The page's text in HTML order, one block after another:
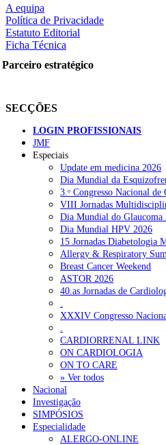
RECENTES
ULS de Coimbra estreia cirurgia
Enfermeiros exigem
Ordem dos Médicos alerta para
Portugal está a formar os médicos
MAIS LIDAS
Enfermagem Forense.
203 visualizações
1.º Episódio do Podcast
202 visualizações
Alguns milhares de
160 visualizações
A equipa
Política de Privacidade
Estatuto Editorial
Ficha Técnica
Parceiro estratégico
SECÇÕES
LOGIN PROFISSIONAIS
JMF
Especiais
Update em medicina 2026
Dia Mundial da
3.ᵒ Congresso Nacional
VIII Jornadas
Dia Mundial do Glaucoma
Dia Mundial HPV 2026
15 Jornadas Diabetologia
Allergy & Respiratory
Breast Cancer Weekend
ASTOR 2026
40.as Jornadas de
.
XXXIV Congresso
.
CARDIORRENAL LINK
ON CARDIOLOGIA
ON TO CARE
» Ver todos
Nacional
Investigação
SIMPÓSIOS
Especialidade
ALERGO-ONLINE